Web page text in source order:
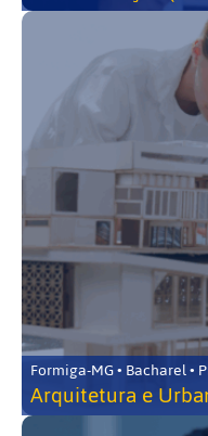
Formiga-MG • Bacharel •
Arquitetura e